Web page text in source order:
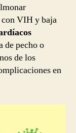
con VIH y baja
de pecho o
de los
en